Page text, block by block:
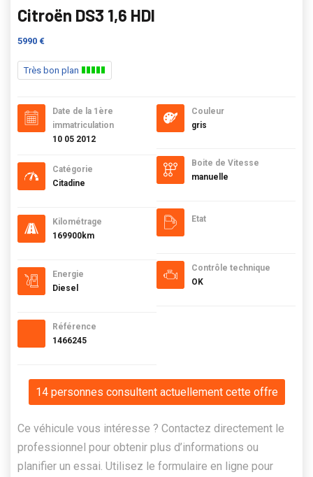
Citroën DS3 1,6 HDI
5990 €
Très bon plan
Date de la 1ère
immatriculation
10 05 2012
Catégorie
Citadine
Kilométrage
169900km
Energie
Diesel
Référence
1466245
Couleur
gris
Boite de Vitesse
manuelle
Etat
Contrôle technique
OK
14 personnes consultent actuellement cette offre
Ce véhicule vous intéresse ? Contactez directement le
professionnel pour obtenir plus d’informations ou
planifier un essai. Utilisez le formulaire en ligne pour